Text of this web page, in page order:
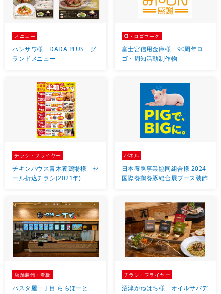
メニュー
ハンザワ様 DADA PLUS グ
ランドメニュー
CI・ロゴマーク
富士宮信用金庫様 90周年ロ
ゴ・周知活動制作物
チラシ・フライヤー
チキンハウス青木養鶏場様 セ
ール折込チラシ(2021年)
パネル
日本養豚事業協同組合様 2024
国際養鶏養豚総合展ブース装飾
店舗装飾・看板
パスタ屋一丁目 ららぽーと
チラシ・フライヤー
沼津かねはち様 オイルサバデ